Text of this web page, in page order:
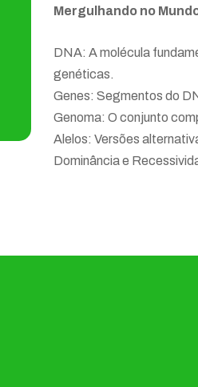
Mergulhando no
DNA: A molécula
genéticas.
Genes: Segmentos do
Genoma: O conjunto
Alelos: Versões
Dominância e